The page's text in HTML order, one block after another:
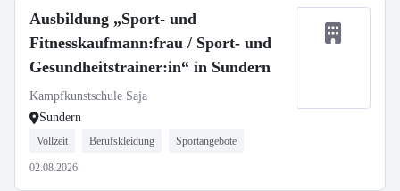
Ausbildung „Sport- und
Fitnesskaufmann:frau / Sport- und
Gesundheitstrainer:in“ in Sundern
Kampfkunstschule Saja
Sundern
Vollzeit Berufskleidung Sportangebote
02.08.2026